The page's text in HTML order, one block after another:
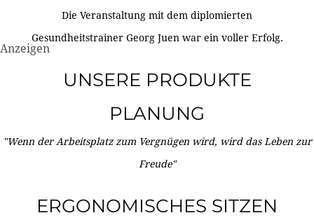
Die Veranstaltung mit dem diplomierten
Gesundheitstrainer Georg Juen war ein voller Erfolg.
Anzeigen
UNSERE PRODUKTE
PLANUNG
"Wenn der Arbeitsplatz zum Vergnügen wird, wird das Leben zur
Freude"
ERGONOMISCHES SITZEN